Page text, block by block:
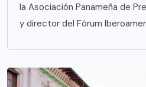
la Asociación Panameña de
y director del Fórum